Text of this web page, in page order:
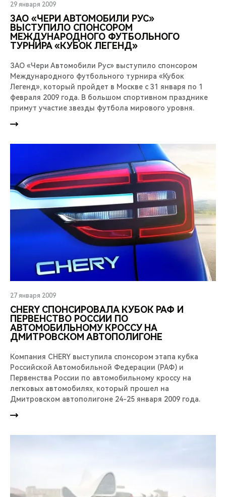
29 января 2009
ЗАО «ЧЕРИ АВТОМОБИЛИ РУС»
ВЫСТУПИЛО СПОНСОРОМ
МЕЖДУНАРОДНОГО ФУТБОЛЬНОГО
ТУРНИРА «КУБОК ЛЕГЕНД»
ЗАО «Чери Автомобили Рус» выступило спонсором
Международного футбольного турнира «Кубок
Легенд», который пройдет в Москве с 31 января по 1
февраля 2009 года. В большом спортивном празднике
примут участие звезды футбола мирового уровня.
27 января 2009
CHERY СПОНСИРОВАЛА КУБОК РАФ И
ПЕРВЕНСТВО РОССИИ ПО
АВТОМОБИЛЬНОМУ КРОССУ НА
ДМИТРОВСКОМ АВТОПОЛИГОНЕ
Компания CHERY выступила спонсором этапа кубка
Российской Автомобильной Федерации (РАФ) и
Первенства России по автомобильному кроссу на
легковых автомобилях, который прошел на
Дмитровском автополигоне 24-25 января 2009 года.